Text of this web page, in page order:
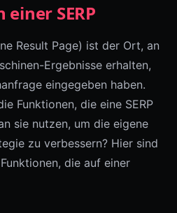
SERP
Result Page) ist der Ort, an
Ergebnisse erhalten,
eingegeben haben.
Funktionen, die eine SERP
sie nutzen, um die eigene
zu verbessern? Hier sind
die auf einer